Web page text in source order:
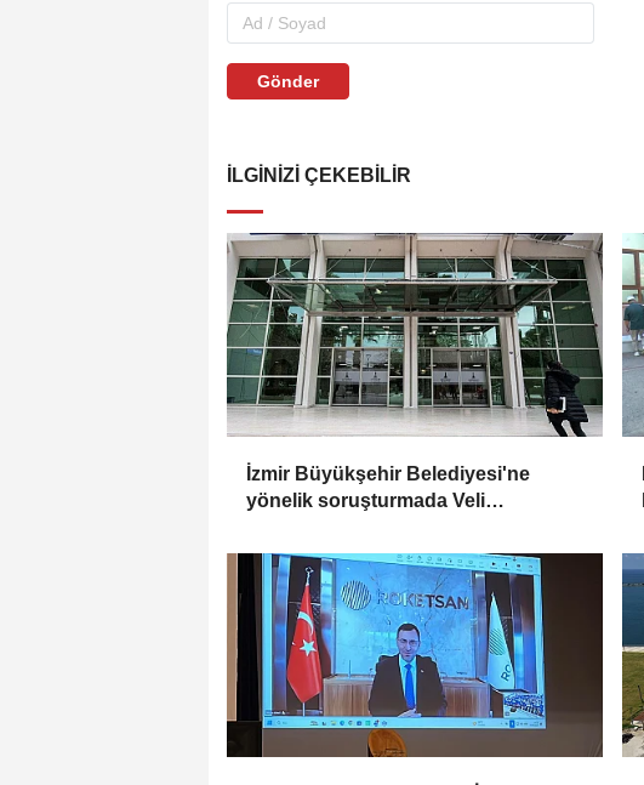
Gönder
İLGINIZI ÇEKEBILIR
İzmir Büyükşehir Belediyesi'ne
yönelik soruşturmada Veli